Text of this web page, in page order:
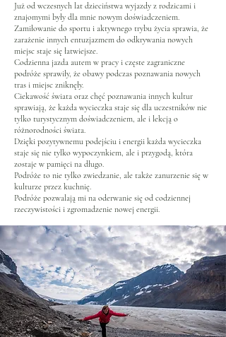
Już od wczesnych lat dzieciństwa wyjazdy z rodzicami i
znajomymi były dla mnie nowym doświadczeniem.
Zamiłowanie do sportu i aktywnego trybu życia sprawia, że
zarażenie innych entuzjazmem do odkrywania nowych
miejsc staje się łatwiejsze.
Codzienna jazda autem w pracy i częste zagraniczne
podróże sprawiły, że obawy podczas poznawania nowych
tras i miejsc zniknęły.
Ciekawość świata oraz chęć poznawania innych kultur
sprawiają, że każda wycieczka staje się dla uczestników nie
tylko turystycznym doświadczeniem, ale i lekcją o
różnorodności świata.
Dzięki pozytywnemu podejściu i energii każda wycieczka
staje się nie tylko wypoczynkiem, ale i przygodą, która
zostaje w pamięci na długo.
Podróże to nie tylko zwiedzanie, ale także zanurzenie się w
kulturze przez kuchnię.
Podróże pozwalają mi na oderwanie się od codziennej
rzeczywistości i zgromadzenie nowej energii.